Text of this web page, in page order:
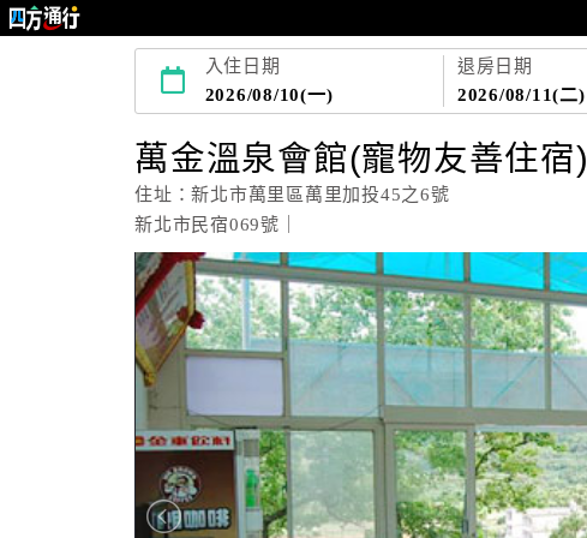
入住日期
2026/08/10(一)
退房日期
2026/08/11(二)
萬金溫泉會館(寵物友善住宿)
住址：新北市萬里區萬里加投45之6號
新北市民宿069號｜